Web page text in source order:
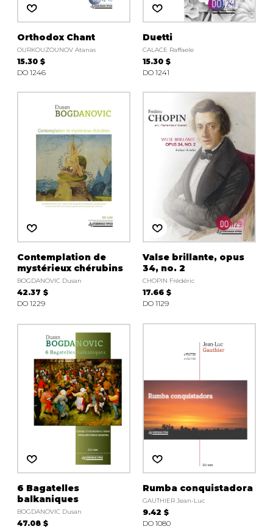
Orthodox Chant
OURKOUZOUNOV Atanas
15.30 $
DO 1246
Duetti
CALACE Raffaele
15.30 $
DO 1241
Contemplation de
mystérieux chérubins
BOGDANOVIC Dusan
42.37 $
DO 1229
Valse brillante, opus
34, no. 2
CHOPIN Frédéric
17.66 $
DO 1129
6 Bagatelles
balkaniques
BOGDANOVIC Dusan
47.08 $
Rumba conquistadora
GAUTHIER Jean-Luc
9.42 $
DO 1080